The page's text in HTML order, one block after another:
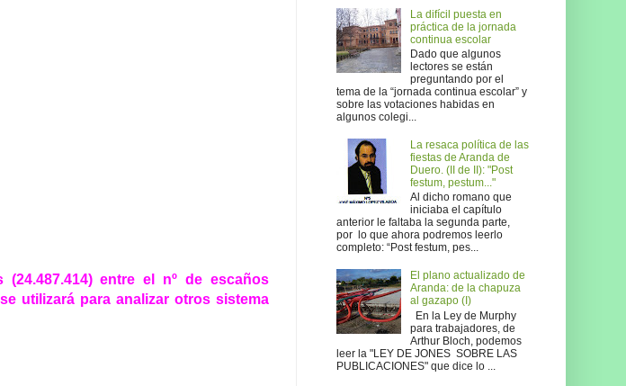
entre el nº de escaños
utilizará para analizar otros sistema
La difícil puesta en
práctica de la jornada
continua escolar
Dado que algunos
lectores se están
preguntando por el
tema de la “jornada continua escolar” y
sobre las votaciones habidas en
algunos colegi...
La resaca política de las
fiestas de Aranda de
Duero. (II de II): "Post
festum, pestum..."
Al dicho romano que
iniciaba el capítulo
anterior le faltaba la segunda parte,
por lo que ahora podremos leerlo
completo: “Post festum, pes...
El plano actualizado de
Aranda: de la chapuza
al gazapo (I)
En la Ley de Murphy
para trabajadores, de
Arthur Bloch, podemos
leer la "LEY DE JONES SOBRE LAS
PUBLICACIONES" que dice lo ...